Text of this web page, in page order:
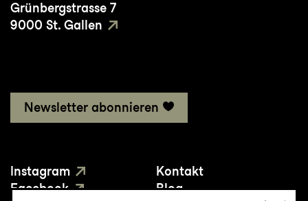
Grünbergstrasse 7
9000 St. Gallen
Newsletter abonnieren
Instagram
Facebook
Kontakt
Blog